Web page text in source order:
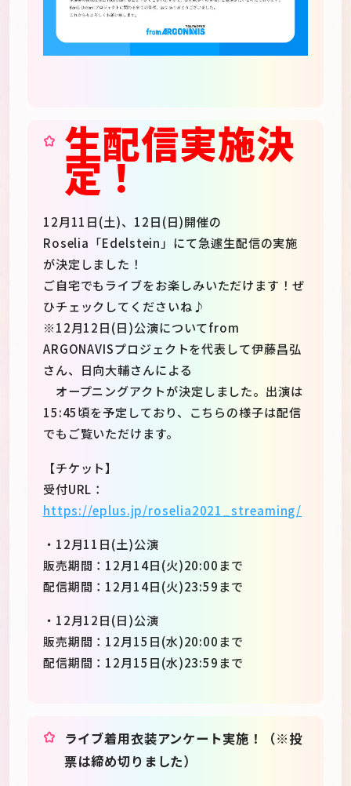
生配信実施決
定！
12月11日(土)、12日(日)開催の
Roselia「Edelstein」にて急遽生配信の実施
が決定しました！
ご自宅でもライブをお楽しみいただけます！ぜ
ひチェックしてくださいね♪
※12月12日(日)公演についてfrom
ARGONAVISプロジェクトを代表して伊藤昌弘
さん、日向大輔さんによる
オープニングアクトが決定しました。出演は
15:45頃を予定しており、こちらの様子は配信
でもご覧いただけます。
【チケット】
受付URL：
https://eplus.jp/roselia2021_streaming/
・12月11日(土)公演
販売期間：12月14日(火)20:00まで
配信期間：12月14日(火)23:59まで
・12月12日(日)公演
販売期間：12月15日(水)20:00まで
配信期間：12月15日(水)23:59まで
ライブ着用衣装アンケート実施！（※投
票は締め切りました）